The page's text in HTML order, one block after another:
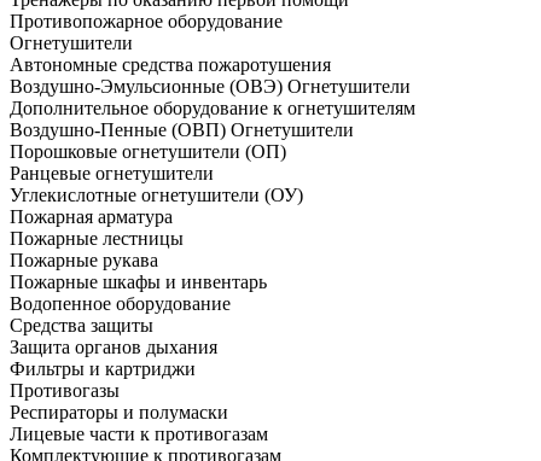
Противопожарное оборудование
Огнетушители
Автономные средства пожаротушения
Воздушно-Эмульсионные (ОВЭ) Огнетушители
Дополнительное оборудование к огнетушителям
Воздушно-Пенные (ОВП) Огнетушители
Порошковые огнетушители (ОП)
Ранцевые огнетушители
Углекислотные огнетушители (ОУ)
Пожарная арматура
Пожарные лестницы
Пожарные рукава
Пожарные шкафы и инвентарь
Водопенное оборудование
Средства защиты
Защита органов дыхания
Фильтры и картриджи
Противогазы
Респираторы и полумаски
Лицевые части к противогазам
Комплектующие к противогазам